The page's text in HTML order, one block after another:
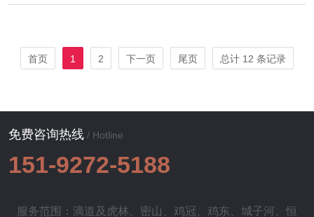
于其本身的高端定位和配置，抵押价值往往更高，能贷到的
首页 1 2 下一页 尾页 总计 12 条记录
免费咨询热线 / Hotline
151-9272-5188
服务范围：滴道及 虎林 密山 鸡冠 鸡东 城子河 恒